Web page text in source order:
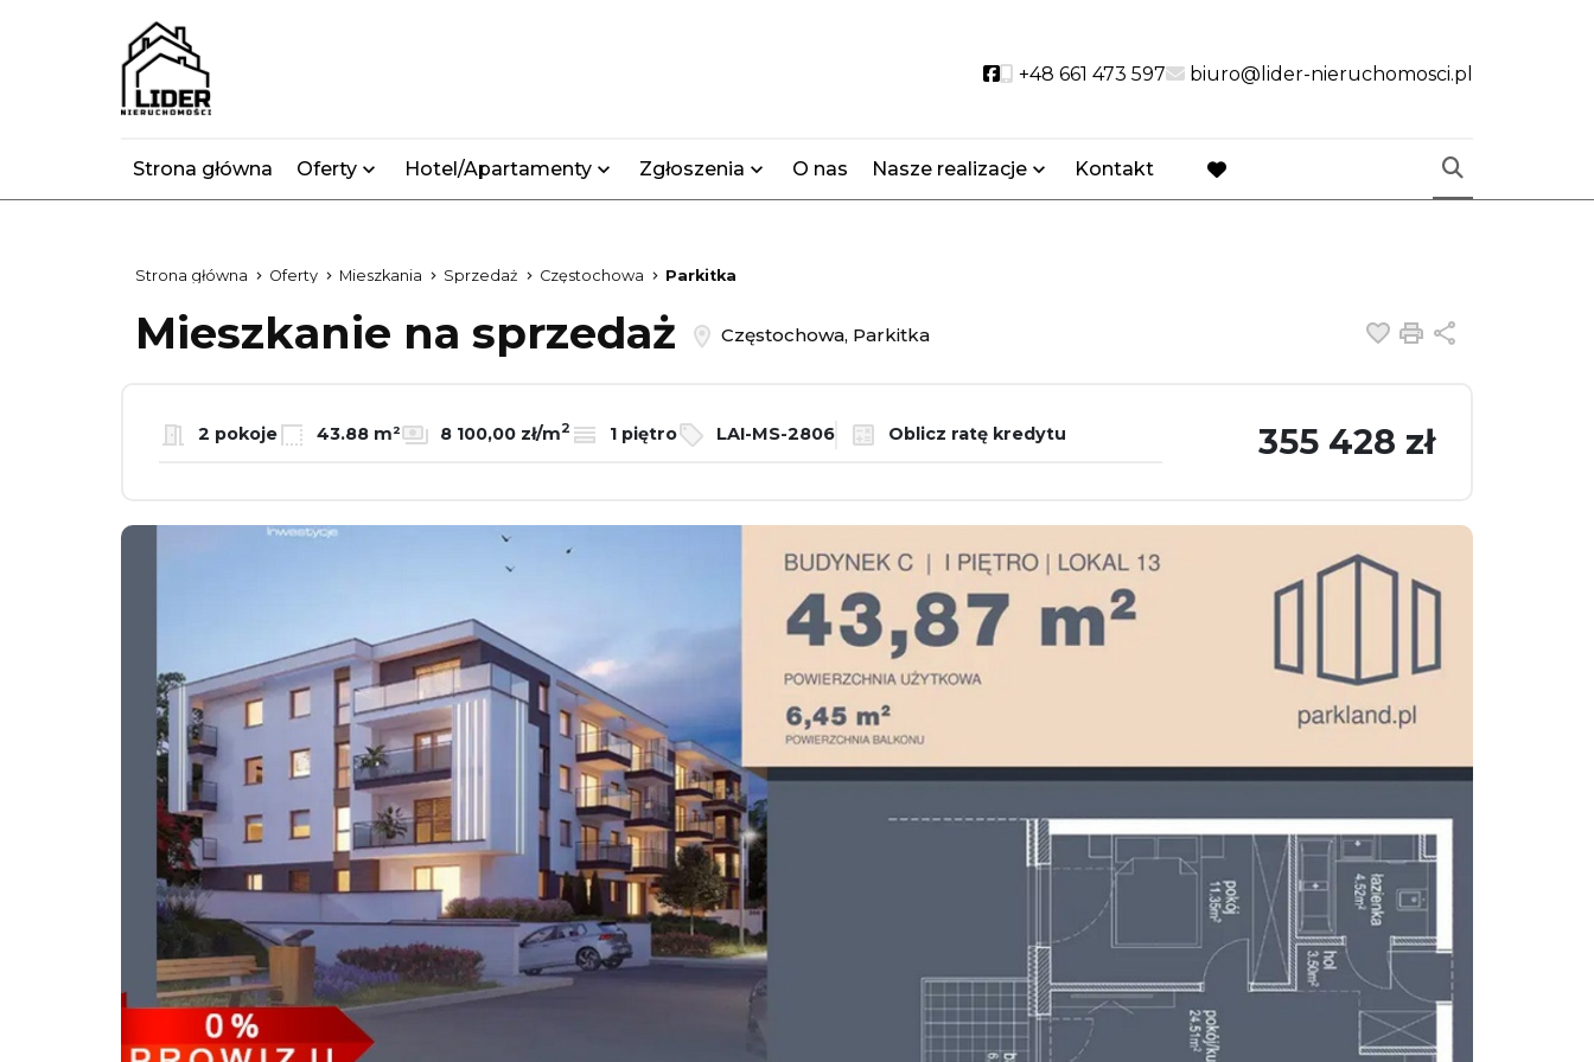
Social link
+48 661 473 597 biuro@lider-nieruchomosci.pl
Strona główna Oferty Hotel/Apartamenty Zgłoszenia O nas Nasze realizacje Kontakt
favorite
Strona główna Oferty Mieszkania Sprzedaż Częstochowa Parkitka
Mieszkanie na sprzedaż Częstochowa, Parkitka Dodaj do
Drukuj
2 pokoje 43.88 m² 8 100,00 zł/m2 1 piętro LAI-MS-2806 Oblicz ratę kredytu 355 428 zł